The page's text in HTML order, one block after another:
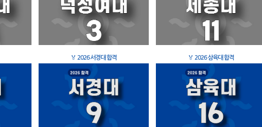
🏅 2026 서경대 합격 🏅 2026 삼육대 합격